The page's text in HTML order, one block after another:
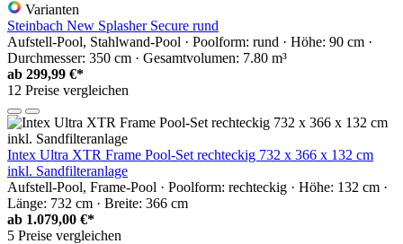
Varianten
Steinbach New Splasher Secure rund
Aufstell-Pool, Stahlwand-Pool · Poolform: rund · Höhe: 90 cm ·
Durchmesser: 350 cm · Gesamtvolumen: 7.80 m³
ab 299,99 €*
12 Preise vergleichen
Intex Ultra XTR Frame Pool-Set rechteckig 732 x 366 x 132 cm
inkl. Sandfilteranlage
Aufstell-Pool, Frame-Pool · Poolform: rechteckig · Höhe: 132 cm ·
Länge: 732 cm · Breite: 366 cm
ab 1.079,00 €*
5 Preise vergleichen